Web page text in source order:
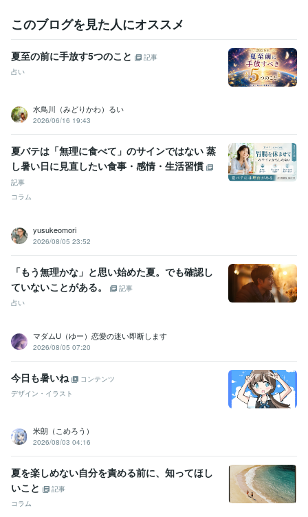
このブログを見た人にオススメ
夏至の前に手放す5つのこと
記事
占い
水鳥川（みどりかわ）るい
2026/06/16 19:43
夏バテは「無理に食べて」のサインではない 蒸
し暑い日に見直したい食事・感情・生活習慣
記事
コラム
yusukeomori
2026/08/05 23:52
「もう無理かな」と思い始めた夏。でも確認し
ていないことがある。
記事
占い
マダムU（ゆー）恋愛の迷い即断します
2026/08/05 07:20
今日も暑いね
コンテンツ
デザイン・イラスト
米朗（こめろう）
2026/08/03 04:16
夏を楽しめない自分を責める前に、知ってほし
いこと
記事
コラム